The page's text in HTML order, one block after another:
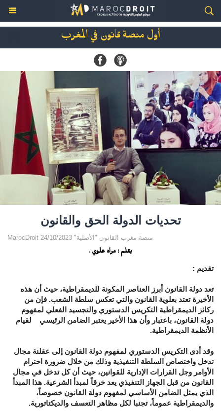
أول منصة قانون في المغرب
تحديات الدولة الحق والقانون
MarocDroit منصة مغرب القانون "الأصلية" 24/10/2023
بقلم : مراد علوي .
تقديم :
تعد دولة القانون أبرز العناصر المكونة للديمقراطية، حيث أن هذه
الأخيرة تعتد بعلوية القانون والتي تعكس سلطة الشعب. فإن من
ركائز الديمقراطية التكريس الدستوري والتجسيد الفعلي لمفهوم
دولة القانون، باعتبار وأن هذا الأخير يعتبر الضامن الرئيسي لقيام
الأنظمة الديمقراطية.
وقد أدى التكريس الدستوري لمفهوم دولة القانون إلى عقلنة مجال
تدخل واختصاص السلطة التنفيذية وذلك من خلال ضرورة احترام
الأوامر وجل القرارات الإدارية للقوانين، حيث أن كل تدخل في مجال
القانون من قبل الجهاز التنفيذي يعد خرقاً لمبدأ الشرعية. هذا المبدأ
الذي يمثل الضامن الأساسي لمفهوم دولة القانون خصوصاً،
والديمقراطية عموماً، تجنبا لكل مظاهر التعسف والديكتاتورية.